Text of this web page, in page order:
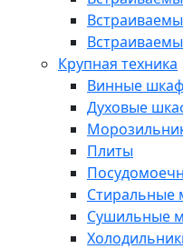
Крупная техника
Винные
Духовые
Плиты
Сушильные